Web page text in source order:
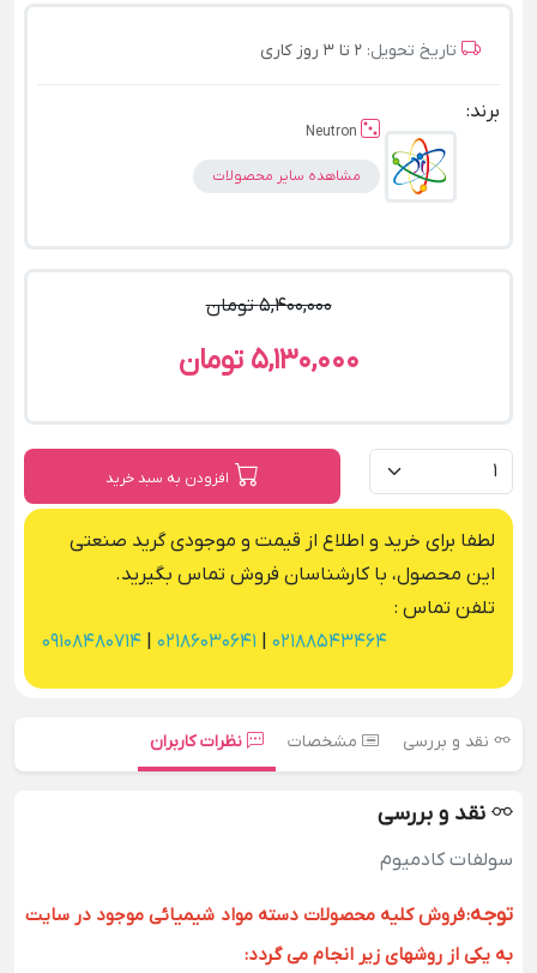
تاریخ تحویل: 2 تا 3 روز کاری
برند:
Neutron
مشاهده سایر محصولات
5,400,000 تومان
5,130,000 تومان
افزودن به سبد خرید
لطفا برای خرید و اطلاع از قیمت و موجودی گرید صنعتی
این محصول، با کارشناسان فروش تماس بگیرید.
تلفن تماس :
02188543464
02186030641
09108480714
نقد و بررسی مشخصات نظرات کاربران
نقد و بررسی
سولفات کادمیوم
توجه:فروش کلیه محصولات دسته مواد شیمیائی موجود در سایت
به یکی از روشهای زیر انجام می گردد: